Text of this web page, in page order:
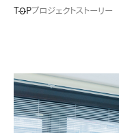
TOPプロジェクトストーリー